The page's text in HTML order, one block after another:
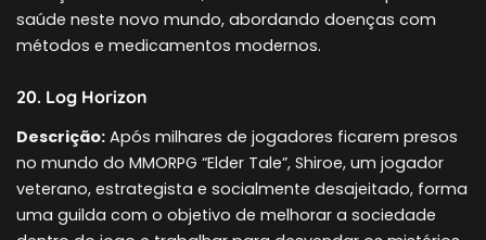
saúde neste novo mundo, abordando doenças com
métodos e medicamentos modernos.
20. Log Horizon
Descrição: Após milhares de jogadores ficarem presos
no mundo do MMORPG “Elder Tale”, Shiroe, um jogador
veterano, estrategista e socialmente desajeitado, forma
uma guilda com o objetivo de melhorar a sociedade